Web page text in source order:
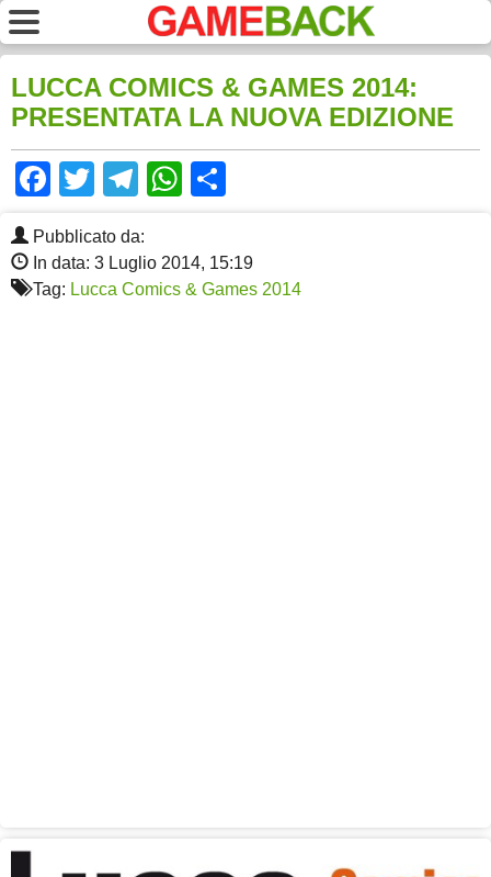
LUCCA COMICS & GAMES 2014:
PRESENTATA LA NUOVA EDIZIONE
Facebook
TwitterTelegram
WhatsApp
Pubblicato da:
In data: 3 Luglio 2014, 15:19
Tag: Lucca Comics & Games 2014